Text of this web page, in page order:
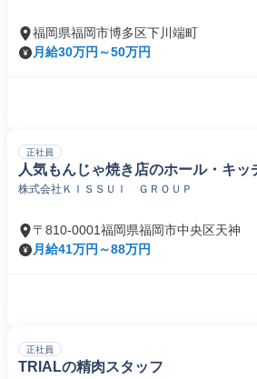
福岡県福岡市博多区下川端町
月給30万円～50万円
正社員
人気もんじゃ焼き店のホール・キッ
株式会社ＫＩＳＳＵＩ ＧＲＯＵＰ
〒810-0001福岡県福岡市中央区天神
月給41万円～88万円
正社員
TRIALの精肉スタッフ